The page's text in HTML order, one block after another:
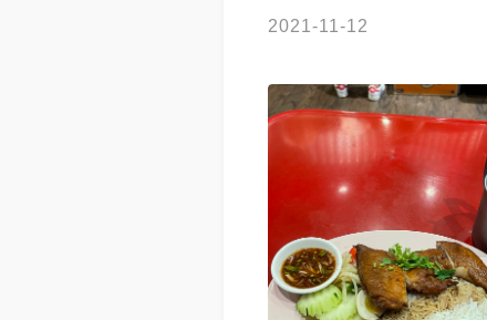
十分下飯很好吃 炸豬五花吃
的紅燒肉還不錯 冰泰式奶茶💰55 送上來
時疊高高的碎冰讓我想到在泰
是滿滿一杯冰 甜甜的煉乳味
重的 吃起來不會過油我覺得
店裡的裝潢有一種街頭風有一
覺 好朋友一起或單獨一人吃
( ´▽｀)
2021-11-12